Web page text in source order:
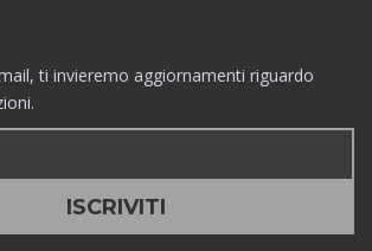
ti invieremo aggiornamenti riguardo